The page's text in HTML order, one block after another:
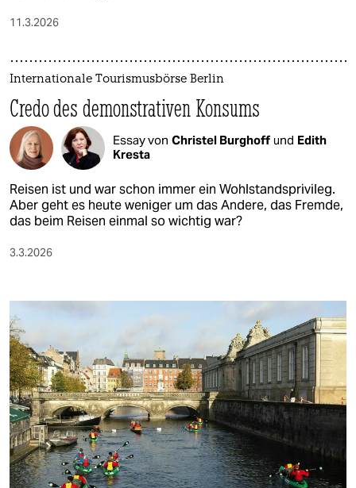
11.3.2026
Internationale Tourismusbörse Berlin
Credo des demonstrativen Konsums
Essay von Christel Burghoff und Edith
Kresta
Reisen ist und war schon immer ein Wohlstandsprivileg.
Aber geht es heute weniger um das Andere, das Fremde,
das beim Reisen einmal so wichtig war?
3.3.2026